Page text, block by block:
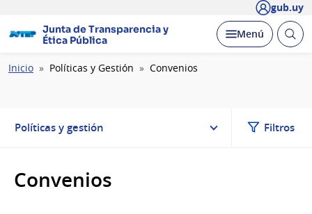
gub.uy
Junta de Transparencia y
Ética Pública
Desplegar
Menú Abrir
Ruta
Inicio Políticas y Gestión Convenios
Políticas y gestión Filtros
Convenios